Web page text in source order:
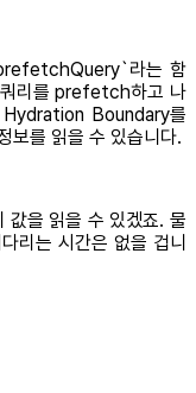
라는 함
쿼리를 prefetch하고 나
Boundary를
보를 읽을 수 있습니다.
을 읽을 수 있겠죠. 물
리는 시간은 없을 겁니